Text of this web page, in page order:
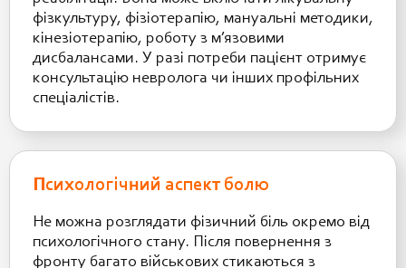
фізкультуру, фізіотерапію, мануальні методики,
кінезіотерапію, роботу з м’язовими
дисбалансами. У разі потреби пацієнт отримує
консультацію невролога чи інших профільних
спеціалістів.
Психологічний аспект болю
Не можна розглядати фізичний біль окремо від
психологічного стану. Після повернення з
фронту багато військових стикаються з